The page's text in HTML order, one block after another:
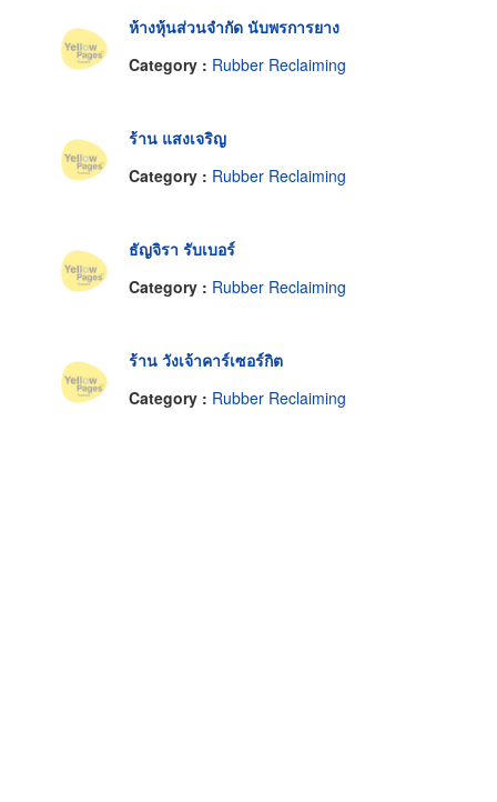
ห้างหุ้นส่วนจำกัด นับพรการยาง
Category : Rubber Reclaiming
ร้าน แสงเจริญ
Category : Rubber Reclaiming
ธัญจิรา รับเบอร์
Category : Rubber Reclaiming
ร้าน วังเจ้าคาร์เซอร์กิต
Category : Rubber Reclaiming